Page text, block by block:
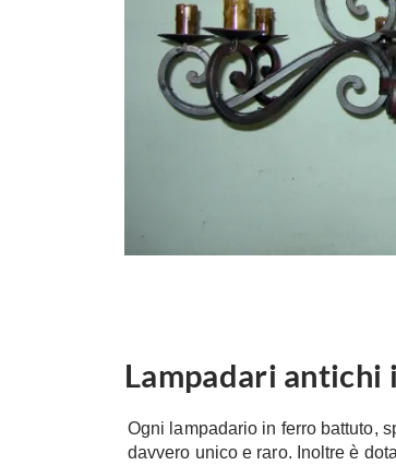
Lampadari
Ogni lampadario in ferro battuto,
davvero unico e raro. Inoltre è